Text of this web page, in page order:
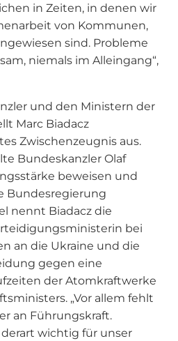
in Zeiten, in denen wir
von Kommunen,
sind. Probleme
niemals im Alleingang“,
und den Ministern der
Marc Biadacz
Zwischenzeugnis aus.
Bundeskanzler Olaf
beweisen und
Bundesregierung
nennt Biadacz die
bei
an die Ukraine und die
gegen eine
der Atomkraftwerke
„Vor allem fehlt
an Führungskraft.
wichtig für unser